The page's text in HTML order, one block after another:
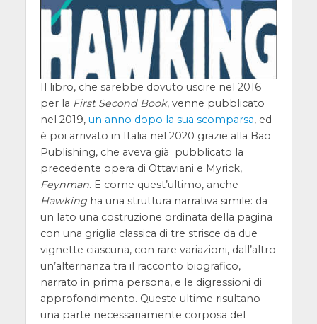
Il libro, che sarebbe dovuto uscire nel 2016
per la First Second Book, venne pubblicato
nel 2019, un anno dopo la sua scomparsa, ed
è poi arrivato in Italia nel 2020 grazie alla Bao
Publishing, che aveva già pubblicato la
precedente opera di Ottaviani e Myrick,
Feynman. E come quest’ultimo, anche
Hawkingha una struttura narrativa simile: da
un lato una costruzione ordinata della pagina
con una griglia classica di tre strisce da due
vignette ciascuna, con rare variazioni, dall’altro
un’alternanza tra il racconto biografico,
narrato in prima persona, e le digressioni di
approfondimento. Queste ultime risultano
una parte necessariamente corposa del